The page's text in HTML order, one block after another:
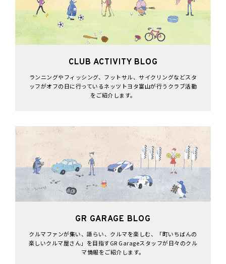
CLUB ACTIVITY BLOG
ランニングやフィッシング、フットサル、サイクリングなどスタ
ッフがオフの日に行っているネッツトヨタ富山が行うクラブ活動
をご紹介します。
GR GARAGE BLOG
クルマファンが集い、語らい、クルマを楽しむ、「町いちばんの
楽しいクルマ屋さん」を目指すGR Garageスタッフが日々のクル
マ情報をご紹介します。